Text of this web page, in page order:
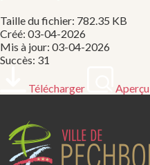
Taille du fichier: 782.35 KB
Créé: 03-04-2026
Mis à jour: 03-04-2026
Succès: 31
Télécharger Aperçu